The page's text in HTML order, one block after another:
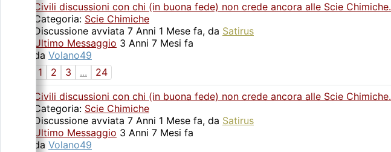
Civili discussioni con chi (in buona fede) non crede ancora alle Scie Chimiche.
Categoria: Scie Chimiche
Discussione avviata 7 Anni 1 Mese fa, da Satirus
Ultimo Messaggio 3 Anni 7 Mesi fa
da Volano49
1
2 3 ...
24
Civili discussioni con chi (in buona fede) non crede ancora alle Scie Chimiche.
Categoria: Scie Chimiche
Discussione avviata 7 Anni 1 Mese fa, da Satirus
Ultimo Messaggio 3 Anni 7 Mesi fa
da Volano49